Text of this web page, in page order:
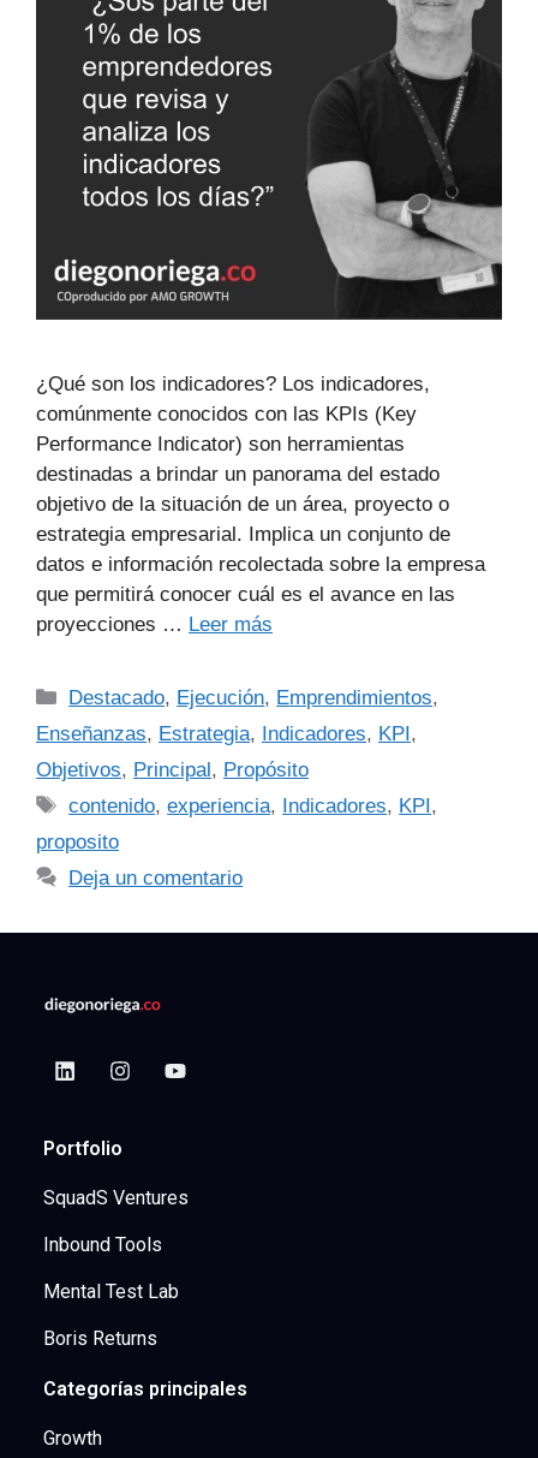
¿Qué son los indicadores? Los indicadores,
comúnmente conocidos con las KPIs (Key
Performance Indicator) son herramientas
destinadas a brindar un panorama del estado
objetivo de la situación de un área, proyecto o
estrategia empresarial. Implica un conjunto de
datos e información recolectada sobre la empresa
que permitirá conocer cuál es el avance en las
proyecciones … Leer más
Destacado, Ejecución, Emprendimientos,
Enseñanzas, Estrategia, Indicadores, KPI,
Objetivos, Principal, Propósito
contenido,experiencia, Indicadores, KPI,
proposito
Deja un comentario
Portfolio
SquadS Ventures
Inbound Tools
Mental Test Lab
Boris Returns
Categorías principales
Growth